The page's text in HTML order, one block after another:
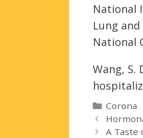
National
Lung
National
Wang,
Corona
A Taste